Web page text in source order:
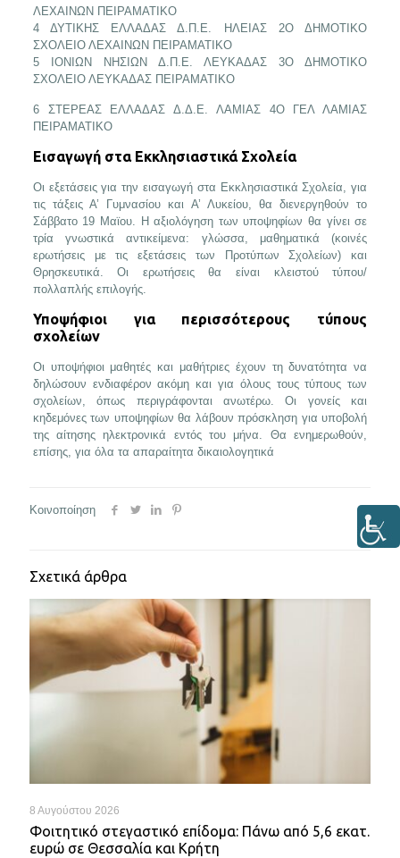
ΛΕΧΑΙΝΩΝ ΠΕΙΡΑΜΑΤΙΚΟ
4 ΔΥΤΙΚΗΣ ΕΛΛΑΔΑΣ Δ.Π.Ε. ΗΛΕΙΑΣ 2Ο ΔΗΜΟΤΙΚΟ
ΣΧΟΛΕΙΟ ΛΕΧΑΙΝΩΝ ΠΕΙΡΑΜΑΤΙΚΟ
5 ΙΟΝΙΩΝ ΝΗΣΙΩΝ Δ.Π.Ε. ΛΕΥΚΑΔΑΣ 3Ο ΔΗΜΟΤΙΚΟ
ΣΧΟΛΕΙΟ ΛΕΥΚΑΔΑΣ ΠΕΙΡΑΜΑΤΙΚΟ
6 ΣΤΕΡΕΑΣ ΕΛΛΑΔΑΣ Δ.Δ.Ε. ΛΑΜΙΑΣ 4Ο ΓΕΛ ΛΑΜΙΑΣ
ΠΕΙΡΑΜΑΤΙΚΟ
Εισαγωγή στα Εκκλησιαστικά Σχολεία
Οι εξετάσεις για την εισαγωγή στα Εκκλησιαστικά Σχολεία, για
τις τάξεις Α’ Γυμνασίου και Α’ Λυκείου, θα διενεργηθούν το
Σάββατο 19 Μαϊου. Η αξιολόγηση των υποψηφίων θα γίνει σε
τρία γνωστικά αντικείμενα: γλώσσα, μαθηματικά (κοινές
ερωτήσεις με τις εξετάσεις των Προτύπων Σχολείων) και
Θρησκευτικά. Οι ερωτήσεις θα είναι κλειστού τύπου/
πολλαπλής επιλογής.
Υποψήφιοι για περισσότερους τύπους
σχολείων
Οι υποψήφιοι μαθητές και μαθήτριες έχουν τη δυνατότητα να
δηλώσουν ενδιαφέρον ακόμη και για όλους τους τύπους των
σχολείων, όπως περιγράφονται ανωτέρω. Οι γονείς και
κηδεμόνες των υποψηφίων θα λάβουν πρόσκληση για υποβολή
της αίτησης ηλεκτρονικά εντός του μήνα. Θα ενημερωθούν,
επίσης, για όλα τα απαραίτητα δικαιολογητικά
Κοινοποίηση
Σχετικά άρθρα
8 Αυγούστου 2026
Φοιτητικό στεγαστικό επίδομα: Πάνω από 5,6 εκατ.
ευρώ σε Θεσσαλία και Κρήτη